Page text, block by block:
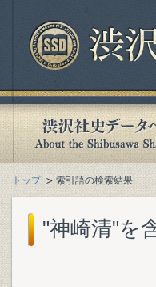
トップ 索引語の検索結果
"神崎清"を